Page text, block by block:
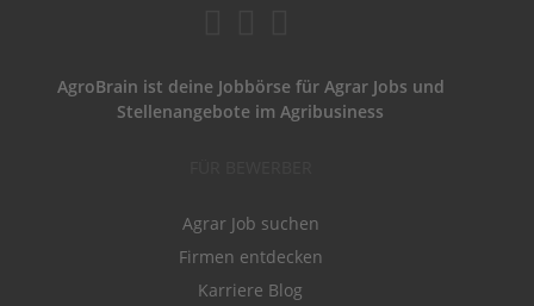
AgroBrain ist deine Jobbörse für Agrar Jobs und
Stellenangebote im Agribusiness
Agrar Job suchen
Firmen entdecken
Karriere Blog